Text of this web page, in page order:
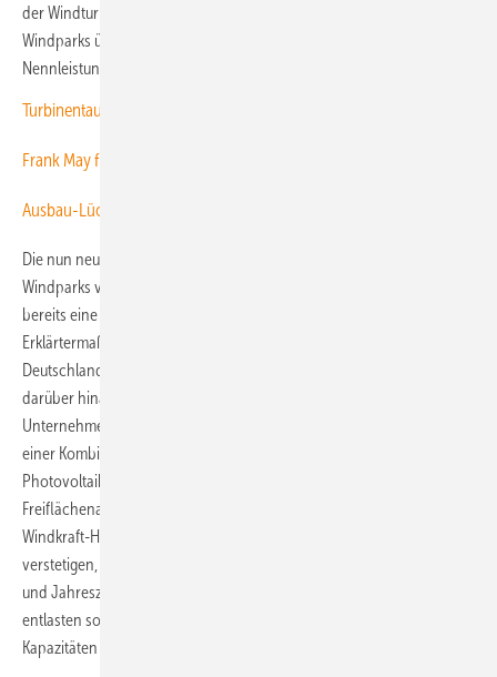
der Windturbinenhersteller Enercon gehört. Beide brachten damit
Windparks überwiegend in Deutschland mit einer gemeinsamen
Nennleistung von 2.300 MW in das Unternehmen ein.
Turbinentausch durch ein Entwicklerduo
Frank May führt Windstromriese
Ausbau-Lücke der Windenergie überwinden
Die nun neu fertig gestellten Windparks und eingeleiteten künftigen
Windparks verstärken das Ausbaupotenzial des Unternehmens, das
bereits eine Projektpipeline mit elf Gigawatt aufgebaut hat.
Erklärtermaßen ist Alterric bisher mit Windparks an Land vor allem in
Deutschland, aber auch in Frankreich vertreten, ist zudem aber
darüber hinaus „in ganz Europa und weltweit aktiv“. Für 2025 hat das
Unternehmen außerdem angekündigt, seinen ersten Hybridpark mit
einer Kombination aus einem Windpark und einer großen Freiflächen-
Photovoltaikanlage in Betrieb zu nehmen. Künftig will Alterric solche
Freiflächenanlagen in bestehende Windparks einbauen. Solar-
Windkraft-Hybridparks sollen die Einspeisung von Grünstrom
verstetigen, weil Sonne und Wind meist zu unterschiedlichen Tages-
und Jahreszeiten besonders viel Strom erzeugen. Hybridparks
entlasten somit auch die Stromnetze und ermöglichen höhere
Kapazitäten an einem Netzanschluss.